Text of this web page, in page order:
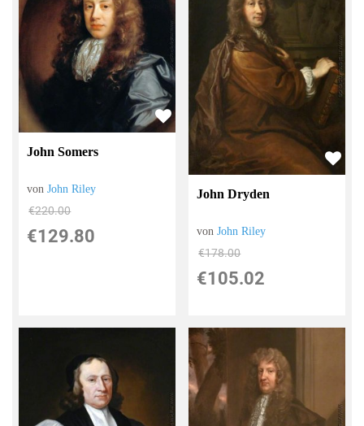
John Somers
vonJohn Riley
€220.00
€129.80
John Dryden
vonJohn Riley
€178.00
€105.02